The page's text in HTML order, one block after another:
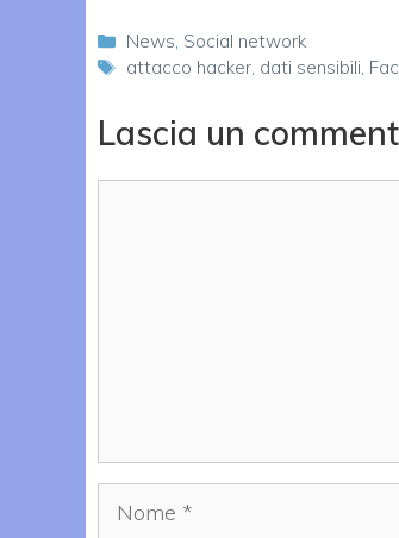
Categorie
News, Social network
Tag
attacco hacker, dati sensibili,
Lascia un